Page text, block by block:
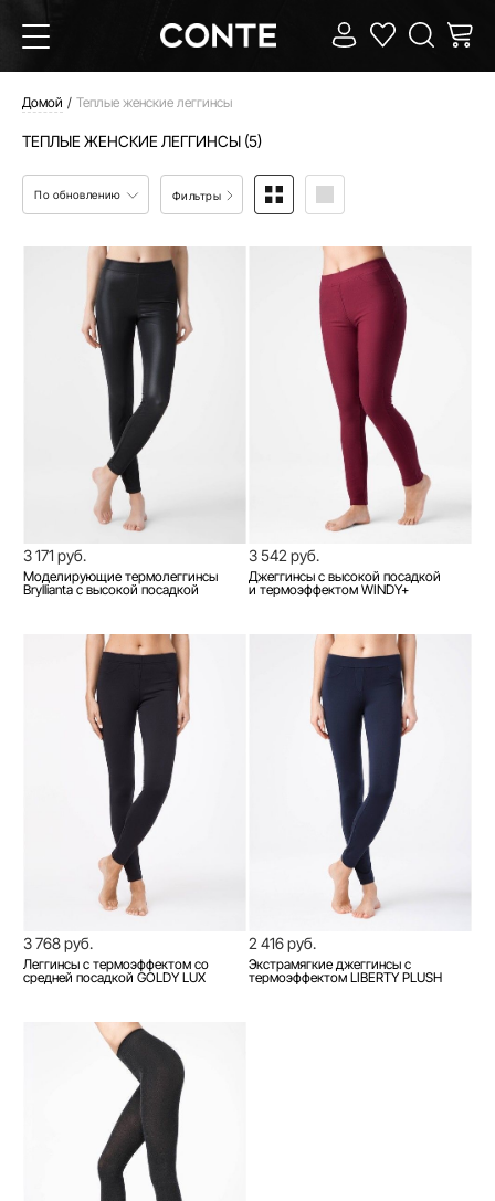
Домой Теплые женские леггинсы
ТЕПЛЫЕ ЖЕНСКИЕ ЛЕГГИНСЫ (5)
По обновлению Фильтры
3 171 руб.
Моделирующие термолеггинсы
Bryllianta с высокой посадкой
3 542 руб.
Джеггинсы с высокой посадкой
и термоэффектом WINDY+
3 768 руб.
Леггинсы с термоэффектом со
средней посадкой GOLDY LUX
2 416 руб.
Экстрамягкие джеггинсы с
термоэффектом LIBERTY PLUSH